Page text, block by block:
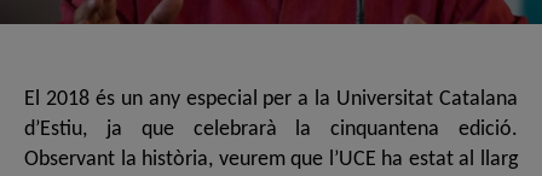
El 2018 és un any especial per a la Universitat Catalana
d’Estiu, ja que celebrarà la cinquantena edició.
Observant la història, veurem que l’UCE ha estat al llarg